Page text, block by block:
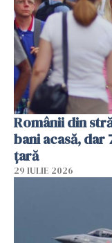
Românii din
bani acasă, dar
țară
29 IULIE 2026